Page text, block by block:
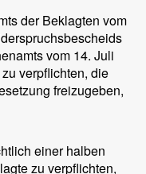
der Beklagten vom
vom 14. Juli
verpflichten, die
freizugeben,
einer halben
zu verpflichten,